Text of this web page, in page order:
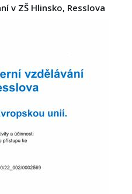
v ZŠ Hlinsko, Resslova